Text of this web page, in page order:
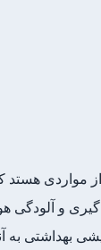
از مواردی
و آلودگی
بهداشتی به